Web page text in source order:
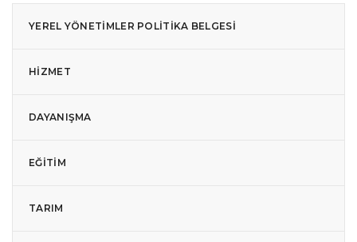
YEREL YÖNETIMLER POLITIKA BELGESI
HIZMET
DAYANIŞMA
EĞITIM
TARIM